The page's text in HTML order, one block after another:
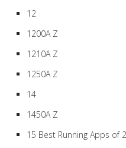
12
1200A Z
1210A Z
1250A Z
14
1450A Z
15 Best Running Apps of